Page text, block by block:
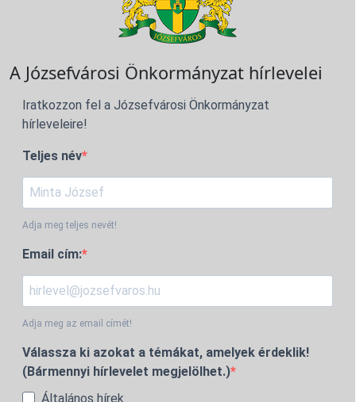
A Józsefvárosi Önkormányzat hírlevelei
Iratkozzon fel a Józsefvárosi Önkormányzat
hírleveleire!
Teljes név
Adja meg teljes nevét!
Email cím:
Adja meg az email címét!
Válassza ki azokat a témákat, amelyek érdeklik!
(Bármennyi hírlevelet megjelölhet.)
Általános hírek